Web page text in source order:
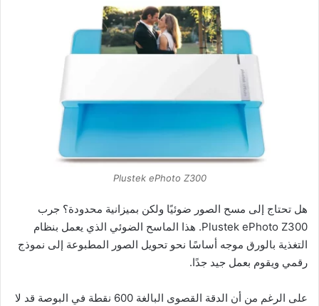
Plustek ePhoto Z300
هل تحتاج إلى مسح الصور ضوئيًا ولكن بميزانية محدودة؟ جرب
Plustek ePhoto Z300. هذا الماسح الضوئي الذي يعمل بنظام
التغذية بالورق موجه أساسًا نحو تحويل الصور المطبوعة إلى نموذج
رقمي ويقوم بعمل جيد جدًا.
على الرغم من أن الدقة القصوى البالغة 600 نقطة في البوصة قد لا